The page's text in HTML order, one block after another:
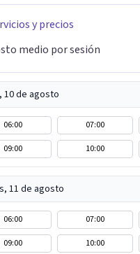
y precios
medio por sesión
10 de agosto
06:00 07:00
09:00
10:00
11 de agosto
06:00 07:00
09:00
10:00